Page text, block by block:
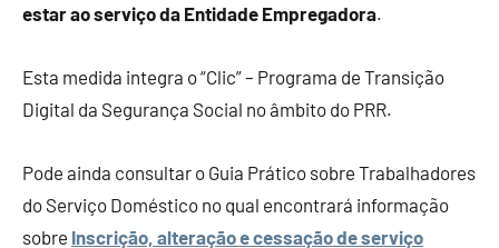
estar ao serviço da Entidade Empregadora.
Esta medida integra o “Clic” – Programa de Transição
Digital da Segurança Social no âmbito do PRR.
Pode ainda consultar o Guia Prático sobre Trabalhadores
do Serviço Doméstico no qual encontrará informação
sobre Inscrição, alteração e cessação de serviço